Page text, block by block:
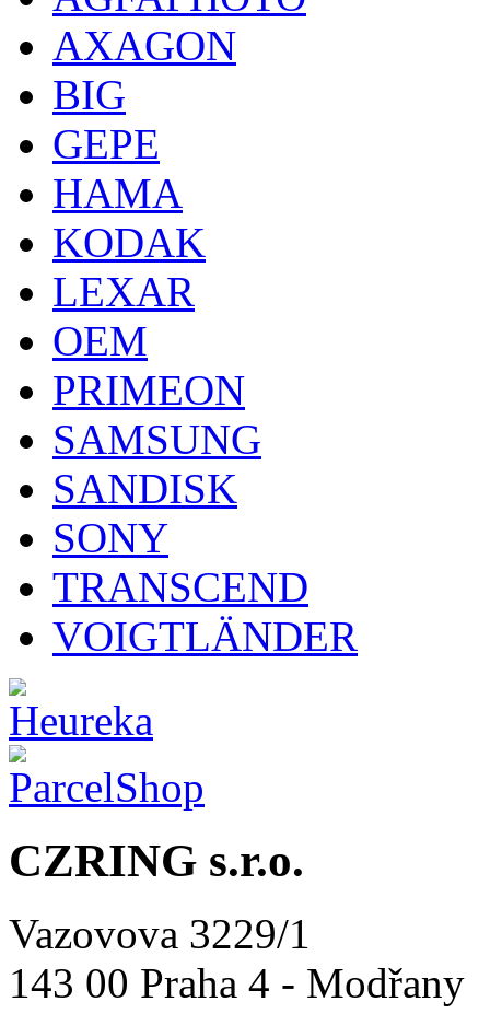
AXAGON
BIG
GEPE
HAMA
KODAK
LEXAR
OEM
PRIMEON
SAMSUNG
SANDISK
SONY
TRANSCEND
VOIGTLÄNDER
CZRING s.r.o.
Vazovova 3229/1
143 00 Praha 4 - Modřany